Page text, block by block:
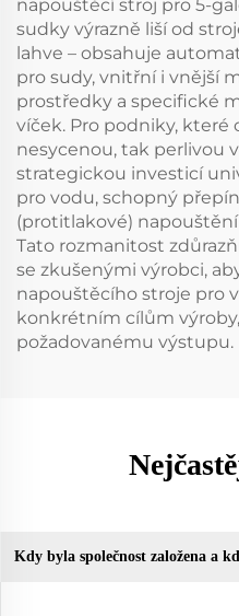
napouštěcí stroj pro 5-
sudky výrazně liší od
lahve – obsahuje
pro sudy, vnitřní i vnější
prostředky a specifické
víček. Pro podniky, které
nesycenou, tak perlivou
strategickou investicí
pro vodu, schopný
(protitlakové)
Tato rozmanitost
se zkušenými výrobci,
napouštěcího stroje pro
konkrétním cílům
požadovanému výstupu.
Kdy byla společnost založena a